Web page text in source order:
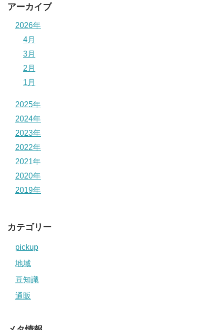
アーカイブ
2026年
4月
3月
2月
1月
2025年
2024年
2023年
2022年
2021年
2020年
2019年
カテゴリー
pickup
地域
豆知識
通販